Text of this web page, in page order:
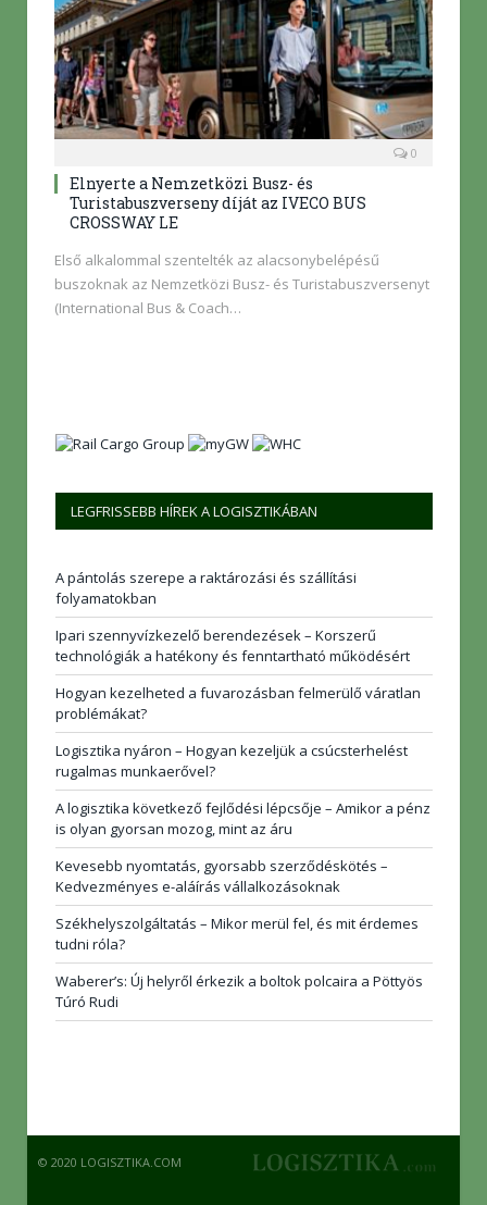
0
Elnyerte a Nemzetközi Busz- és
Turistabuszverseny díját az IVECO BUS
CROSSWAY LE
Első alkalommal szentelték az alacsonybelépésű
buszoknak az Nemzetközi Busz- és Turistabuszversenyt
(International Bus & Coach…
LEGFRISSEBB HÍREK A LOGISZTIKÁBAN
A pántolás szerepe a raktározási és szállítási
folyamatokban
Ipari szennyvízkezelő berendezések – Korszerű
technológiák a hatékony és fenntartható működésért
Hogyan kezelheted a fuvarozásban felmerülő váratlan
problémákat?
Logisztika nyáron – Hogyan kezeljük a csúcsterhelést
rugalmas munkaerővel?
A logisztika következő fejlődési lépcsője – Amikor a pénz
is olyan gyorsan mozog, mint az áru
Kevesebb nyomtatás, gyorsabb szerződéskötés –
Kedvezményes e-aláírás vállalkozásoknak
Székhelyszolgáltatás – Mikor merül fel, és mit érdemes
tudni róla?
Waberer’s: Új helyről érkezik a boltok polcaira a Pöttyös
Túró Rudi
© 2020 LOGISZTIKA.COM